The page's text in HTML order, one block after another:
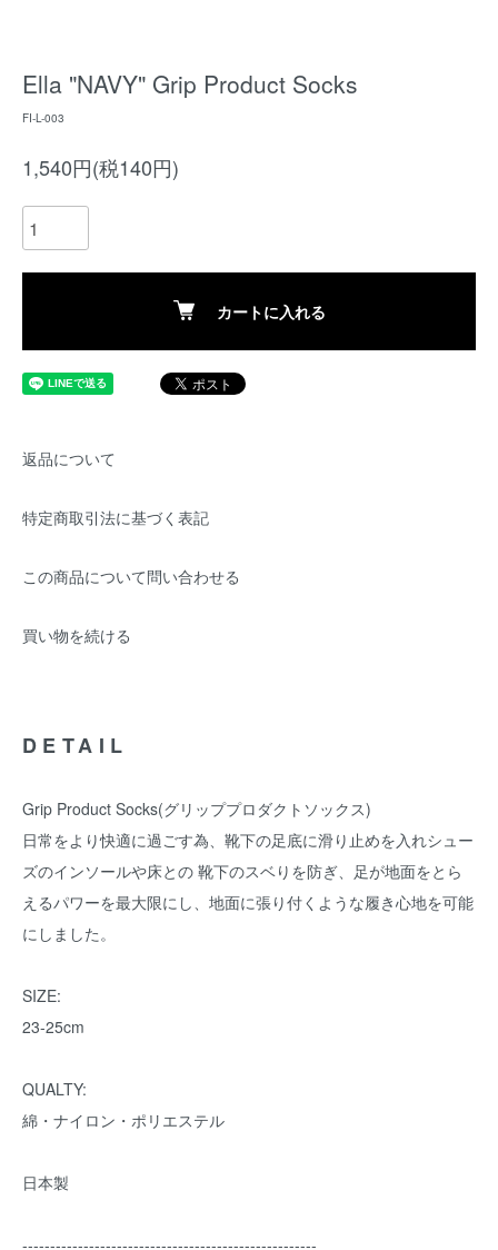
Ella "NAVY" Grip Product Socks
FI-L-003
1,540円(税140円)
カートに入れる
返品について
特定商取引法に基づく表記
この商品について問い合わせる
買い物を続ける
DETAIL
Grip Product Socks(グリッププロダクトソックス)
日常をより快適に過ごす為、靴下の足底に滑り止めを入れシュー
ズのインソールや床との 靴下のスベりを防ぎ、足が地面をとら
えるパワーを最大限にし、地面に張り付くような履き心地を可能
にしました。
SIZE:
23-25cm
QUALTY:
綿・ナイロン・ポリエステル
日本製
-----------------------------------------------------